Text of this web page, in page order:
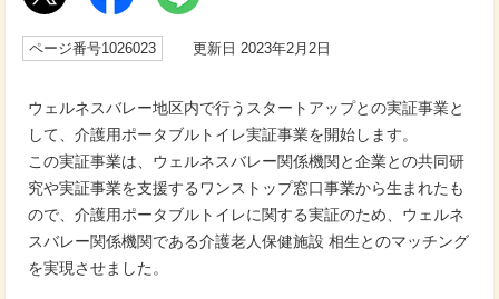
ページ番号1026023 更新日 2023年2月2日
ウェルネスバレー地区内で行うスタートアップとの実証事業と
して、介護用ポータブルトイレ実証事業を開始します。
この実証事業は、ウェルネスバレー関係機関と企業との共同研
究や実証事業を支援するワンストップ窓口事業から生まれたも
ので、介護用ポータブルトイレに関する実証のため、ウェルネ
スバレー関係機関である介護老人保健施設 相生とのマッチング
を実現させました。